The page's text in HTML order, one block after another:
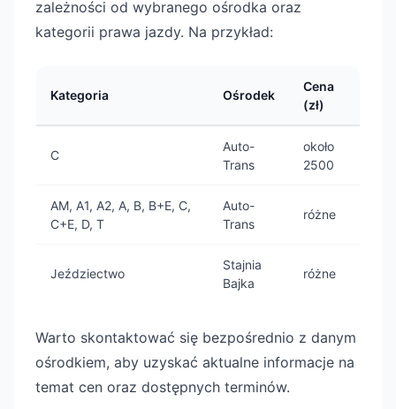
zależności od wybranego ośrodka oraz
kategorii prawa jazdy. Na przykład:
Kategoria Ośrodek
Cena
(zł)
C
Auto-
Trans
około
2500
AM, A1, A2, A, B, B+E, C,
C+E, D, T
Auto-
Trans
różne
Jeździectwo
Stajnia
Bajka
różne
Warto skontaktować się bezpośrednio z danym
ośrodkiem, aby uzyskać aktualne informacje na
temat cen oraz dostępnych terminów.